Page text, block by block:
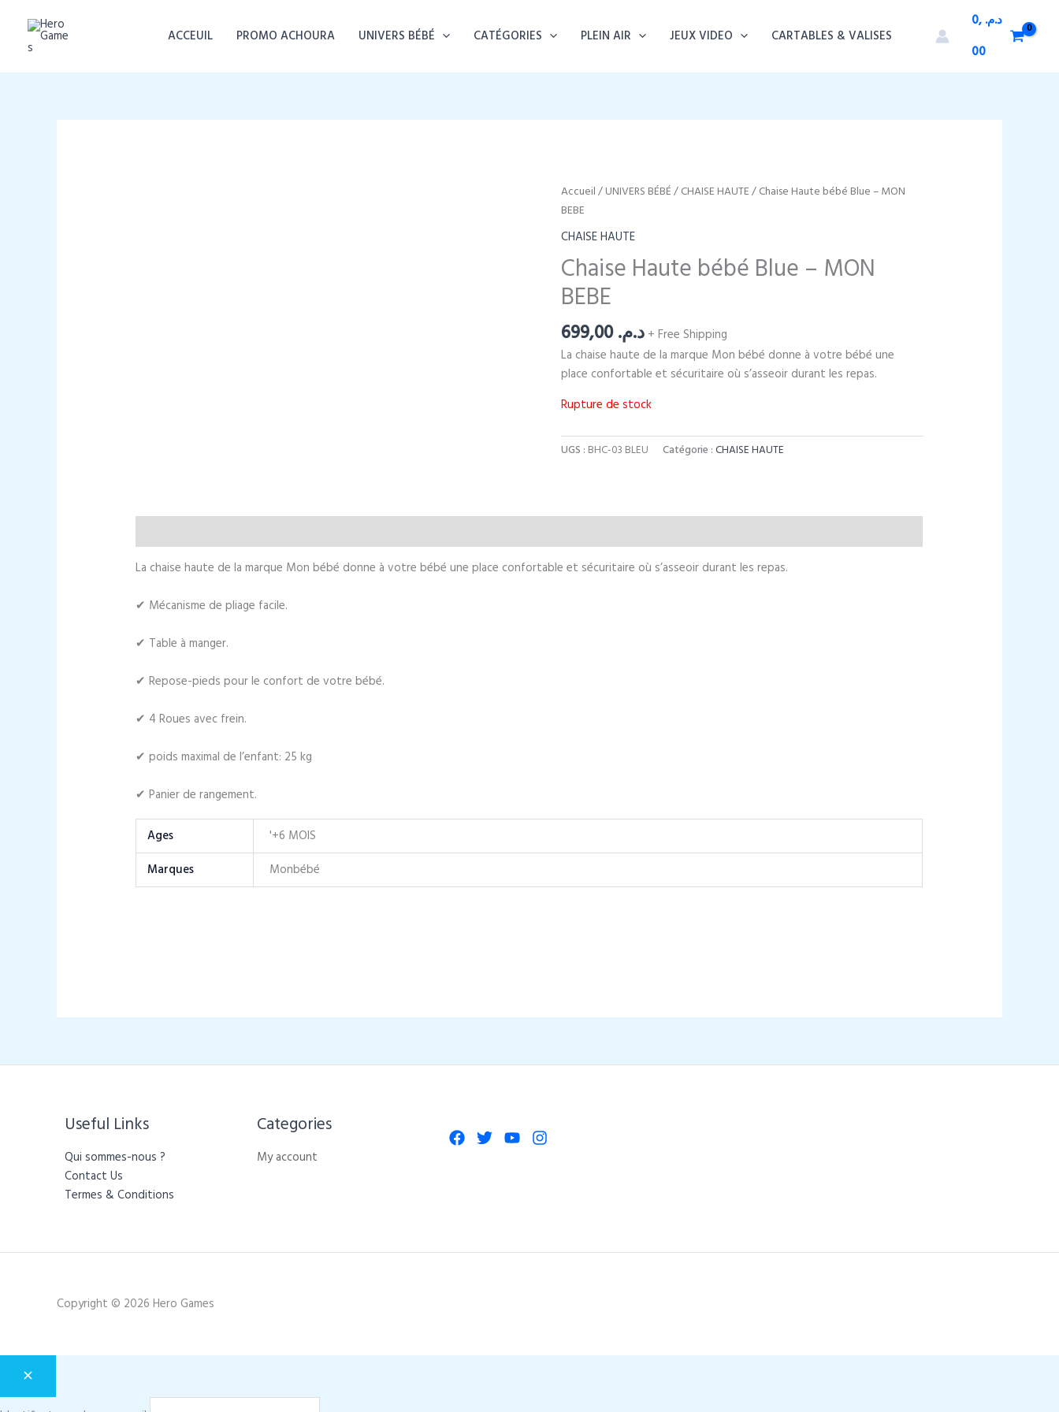
contenu
ACCEUIL PROMO ACHOURA UNIVERS BÉBÉ CATÉGORIES PLEIN AIR JEUX VIDEO CARTABLES & VALISES
د.م. 0,
00
Accueil/UNIVERS BÉBÉ/CHAISE HAUTE/ Chaise Haute bébé Blue – MON
BEBE
CHAISE HAUTE
Chaise Haute bébé Blue – MON
BEBE
د.م.699,00
+ Free Shipping
La chaise haute de la marque Mon bébé donne à votre bébé une
place confortable et sécuritaire où s’asseoir durant les repas.
Rupture de stock
UGS : BHC-03 BLEU Catégorie :CHAISE HAUTE
La chaise haute de la marque Mon bébé donne à votre bébé une place confortable et sécuritaire où s’asseoir durant les repas.
✔ Mécanisme de pliage facile.
✔ Table à manger.
✔ Repose-pieds pour le confort de votre bébé.
✔ 4 Roues avec frein.
✔ poids maximal de l’enfant: 25 kg
✔ Panier de rangement.
Ages
'+6 MOIS
Marques
Monbébé
Useful Links
Qui sommes-nous ?
Contact Us
Termes & Conditions
Categories​
My account
Copyright © 2026 Hero Games